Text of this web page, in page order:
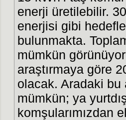
enerji üretilebilir.
enerjisi gibi
bulunmakta.
mümkün
araştırmaya göre
olacak. Aradaki bu
mümkün; ya
komşularımızdan